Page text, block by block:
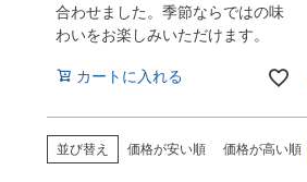
合わせました。季節ならではの味
わいをお楽しみいただけます。
カートに入れる
並び替え 価格が安い順 価格が高い順